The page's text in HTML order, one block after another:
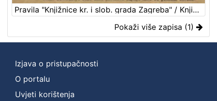
Pravila "Knjižnice kr. i slob. grada Zagreba" / Knjižnica kr. i slob. grada Zagreba
Pokaži više zapisa (1)
Izjava o pristupačnosti
O portalu
Uvjeti korištenja